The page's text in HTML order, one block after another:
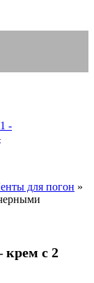
для погон »
с 2